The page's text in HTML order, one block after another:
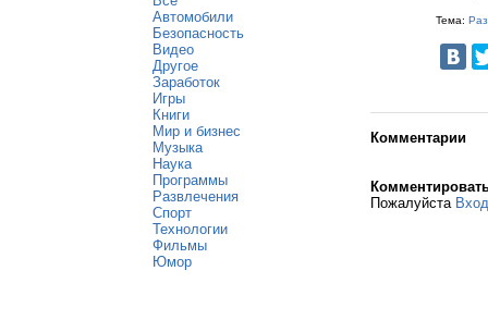
Автомобили
Безопасность
Видео
Другое
Заработок
Игры
Книги
Мир и бизнес
Музыка
Наука
Программы
Развлечения
Спорт
Технологии
Фильмы
Юмор
Тема:
Комментарии
Пожалуйста Вход